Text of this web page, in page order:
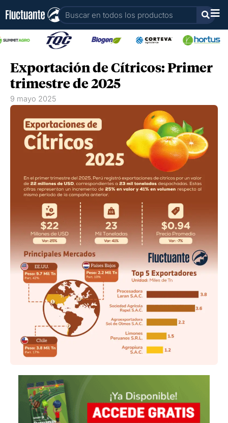
contenido
Buscar
Exportación de Cítricos: Primer
trimestre de 2025
9 mayo 2025